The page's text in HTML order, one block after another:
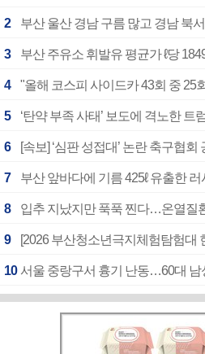
2
3 부산 주유소 휘발유 평균가 ℓ당
4 "올해 코스피 사이드카 43회 중 25
5
6
7 부산 앞바다에 기름 425ℓ 유출한
8 입추 지났지만 푹푹 찐다…온열질
9
10 서울 중랑구서 흉기 난동…60대 남